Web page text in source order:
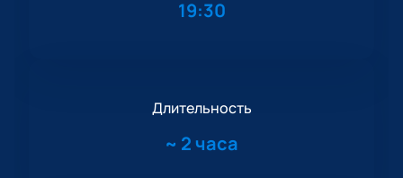
19:30
Длительность
~ 2 часа